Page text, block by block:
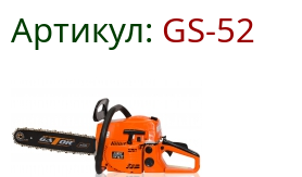
Артикул: GS-52